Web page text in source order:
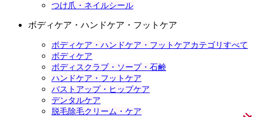
つけ爪・ネイルシール
ボディケア・ハンドケア・フットケア
ボディケア・ハンドケア・フットケアカテゴリすべて
ボディケア
ボディスクラブ・ソープ・石鹸
ハンドケア・フットケア
バストアップ・ヒップケア
デンタルケア
脱毛除毛クリーム・ケア